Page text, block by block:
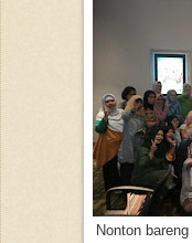
Nonton